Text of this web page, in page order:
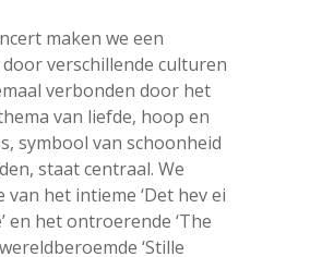
maken we een
verschillende culturen
verbonden door het
van liefde, hoop en
symbool van schoonheid
staat centraal. We
van het intieme ‘Det hev ei
en het ontroerende ‘The
‘Stille